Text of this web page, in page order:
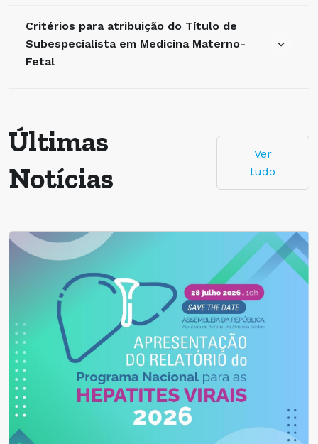
Critérios para atribuição do Título de
Subespecialista em Medicina Materno-
Fetal
Últimas
Notícias
Ver
tudo